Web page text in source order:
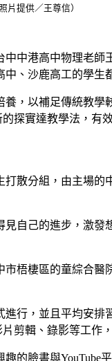
片提供／王尊信）
中港高中物理老
、沙鹿高工的學生
，以補足傳統教
探實達教學法，有
散分組，由主場
自己的進步，激
梧棲區的童綜合
行，並且平均安
剪輯、錄影等工作
的臉書與